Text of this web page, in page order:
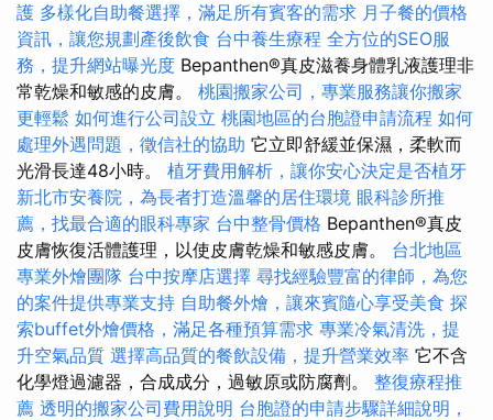
護 多樣化自助餐選擇，滿足所有賓客的需求 月子餐的價格
資訊，讓您規劃產後飲食 台中養生療程 全方位的SEO服
務，提升網站曝光度 Bepanthen®真皮滋養身體乳液護理非
常乾燥和敏感的皮膚。 桃園搬家公司，專業服務讓你搬家
更輕鬆 如何進行公司設立 桃園地區的台胞證申請流程 如何
處理外遇問題，徵信社的協助 它立即舒緩並保濕，柔軟而
光滑長達48小時。 植牙費用解析，讓你安心決定是否植牙
新北市安養院，為長者打造溫馨的居住環境 眼科診所推
薦，找最合適的眼科專家 台中整骨價格 Bepanthen®真皮
皮膚恢復活體護理，以使皮膚乾燥和敏感皮膚。 台北地區
專業外燴團隊 台中按摩店選擇 尋找經驗豐富的律師，為您
的案件提供專業支持 自助餐外燴，讓來賓隨心享受美食 探
索buffet外燴價格，滿足各種預算需求 專業冷氣清洗，提
升空氣品質 選擇高品質的餐飲設備，提升營業效率 它不含
化學燈過濾器，合成成分，過敏原或防腐劑。 整復療程推
薦 透明的搬家公司費用說明 台胞證的申請步驟詳細說明，